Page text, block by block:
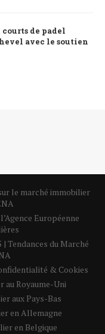
de padel
avec le soutien
le marché immobilier
Européenne
Tendances du Marché
& Cookies
au Royaume-Uni
aux Pays-Bas
en Allemagne
en Belgique